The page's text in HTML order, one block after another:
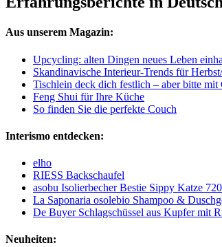
Aus unserem Magazin:
Upcycling: alten Dingen neues Leben
Skandinavische Interieur-Trends für
Tischlein deck dich festlich – aber bitte mit
Feng Shui für Ihre Küche
So finden Sie die perfekte Couch
Interismo entdecken:
elho
RIESS Backschaufel
asobu Isolierbecher Bestie Sippy Katze
La Saponaria osolebio Shampoo &
De Buyer Schlagschüssel aus Kupfer mit
Neuheiten: